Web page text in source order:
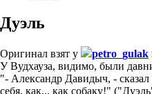
Дуэль
Оригинал взят у petro_gulak
У Вудхауза, видимо, были
"- Александр Давидыч, -
себя, как... как собаку!"